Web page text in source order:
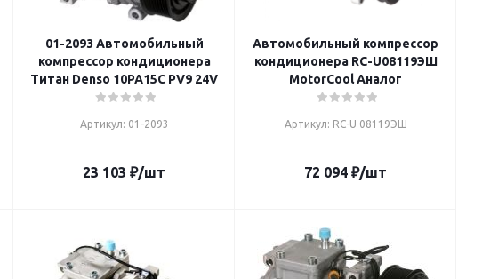
01-2093 Автомобильный
компрессор кондиционера
Титан Denso 10PA15C PV9 24V
Артикул: 01-2093
23 103 ₽/шт
Автомобильный компрессор
кондиционера RC-U08119ЭШ
MotorCool Аналог
Артикул: RC-U 08119ЭШ
72 094 ₽/шт